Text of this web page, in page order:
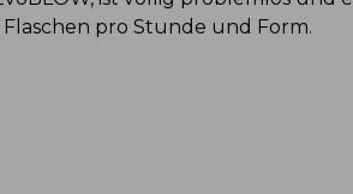
Flaschen pro Stunde und Form.